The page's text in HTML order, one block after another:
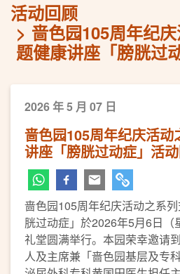
活动回顾
啬色园105周年纪
题健康讲座「膀胱过
2026 年 5 月 07 日
啬色园105周年纪庆活动
讲座「膀胱过动症」活
啬色园105周年纪庆活动之系
胱过动症」於2026年5月6日（
礼堂圆满举行。本园荣幸邀请
人及主席兼「啬色园基层及专